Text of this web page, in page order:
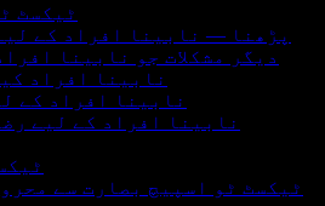
ٹیکسٹ
پڑھنا — نابینا افراد کے
دیگر مشکلات جو نابینا
نابینا افراد
نابینا افراد کے
نابینا افراد کے لیے
ٹیکسٹ ٹو اسپیچ بصارت سے